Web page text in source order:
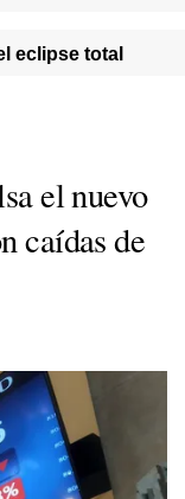
eclipse total
el nuevo
caídas de